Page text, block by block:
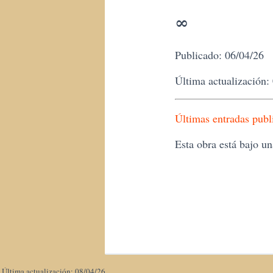
∞
Publicado: 06/04/26
Última actualización:
Últimas entradas
Esta obra está bajo